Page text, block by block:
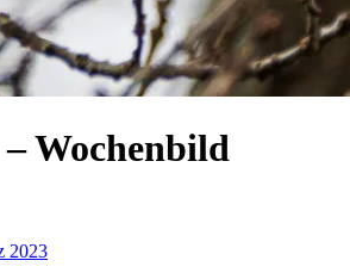
Wochenbild
2023